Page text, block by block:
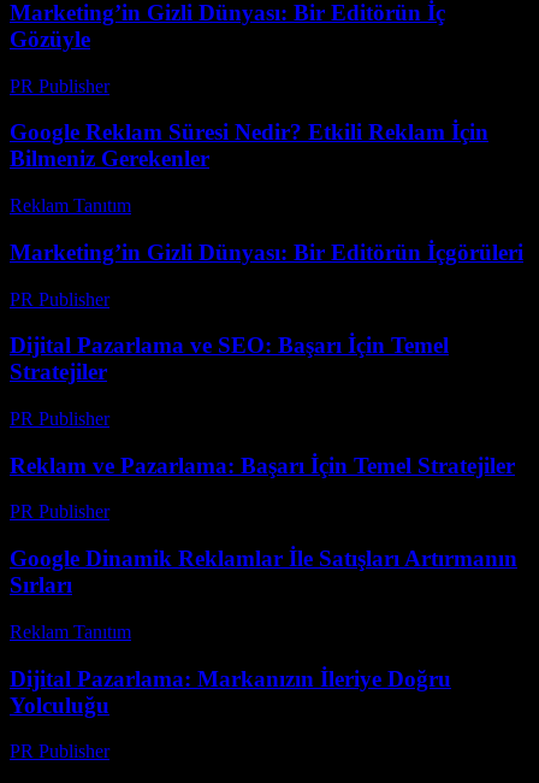
Marketing’in Gizli Dünyası: Bir Editörün İç
Gözüyle
PR Publisher-
Google Reklam Süresi Nedir? Etkili Reklam İçin
Bilmeniz Gerekenler
Reklam Tanıtım
Marketing’in Gizli Dünyası: Bir Editörün İçgörüleri
PR Publisher-
Dijital Pazarlama ve SEO: Başarı İçin Temel
Stratejiler
PR Publisher-
Reklam ve Pazarlama: Başarı İçin Temel Stratejiler
PR Publisher-
Google Dinamik Reklamlar İle Satışları Artırmanın
Sırları
Reklam Tanıtım
Dijital Pazarlama: Markanızın İleriye Doğru
Yolculuğu
PR Publisher-